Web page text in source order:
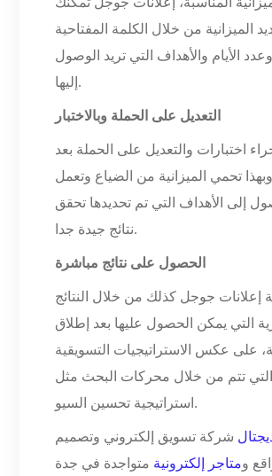
الميزانية من خلال الكلمة المفتاحية
الأيام والأهداف التي تريد الوصول
إليها.
التعديل على الحملة وبالاختبار
اختبارات والتعديل على الحملة بعد
وبهذا تحمي الميزانية من الضياع وتعمل
إلى الأهداف التي تم تحديدها تحقق
نتائج جيدة جدا.
الحصول على نتائج مباشرة
إعلانات جوجل كذلك من خلال النتائج
التي يمكن الحصول عليها بعد إطلاق
على عكس الاستراتيجيات التسويقية
التي تتم من خلال محركات البحث مثل
استراتيجية تحسين السيو.
شركة تسويق إلكتروني وتصميم
ومتاجر إلكترونية متواجدة في جدة